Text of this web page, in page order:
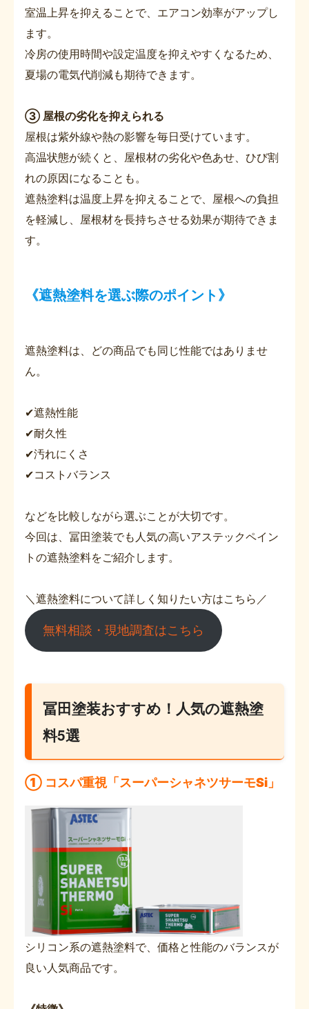
室温上昇を抑えることで、エアコン効率がアップし
ます。
冷房の使用時間や設定温度を抑えやすくなるため、
夏場の電気代削減も期待できます。
③ 屋根の劣化を抑えられる
屋根は紫外線や熱の影響を毎日受けています。
高温状態が続くと、屋根材の劣化や色あせ、ひび割
れの原因になることも。
遮熱塗料は温度上昇を抑えることで、屋根への負担
を軽減し、屋根材を長持ちさせる効果が期待できま
す。
《遮熱塗料を選ぶ際のポイント》
遮熱塗料は、どの商品でも同じ性能ではありませ
ん。
✔遮熱性能
✔耐久性
✔汚れにくさ
✔コストバランス
などを比較しながら選ぶことが大切です。
今回は、冨田塗装でも人気の高いアステックペイン
トの遮熱塗料をご紹介します。
＼遮熱塗料について詳しく知りたい方はこちら／
無料相談・現地調査はこちら
冨田塗装おすすめ！人気の遮熱塗
料5選
① コスパ重視「スーパーシャネツサーモSi」
シリコン系の遮熱塗料で、価格と性能のバランスが
良い人気商品です。